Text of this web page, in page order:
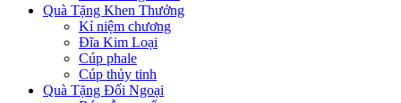
Quà Tặng Khen Thưởng
Kỉ niệm chương
Đĩa Kim Loại
Cúp phale
Cúp thủy tinh
Quà Tặng Đối Ngoại